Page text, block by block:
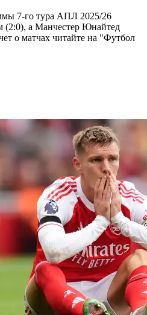
7-го тура АПЛ 2025/26
(2:0), а Манчестер Юнайтед
о матчах читайте на "Футбол